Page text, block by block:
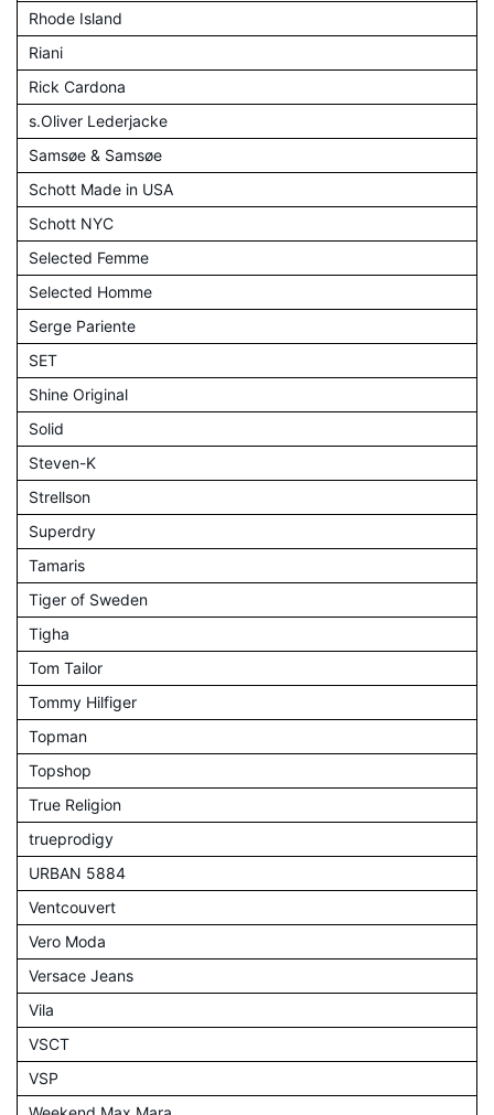
Rhode Island
Riani
Rick Cardona
s.Oliver Lederjacke
Samsøe & Samsøe
Schott Made in USA
Schott NYC
Selected Femme
Selected Homme
Serge Pariente
SET
Shine Original
Solid
Steven-K
Strellson
Superdry
Tamaris
Tiger of Sweden
Tigha
Tom Tailor
Tommy Hilfiger
Topman
Topshop
True Religion
trueprodigy
URBAN 5884
Ventcouvert
Vero Moda
Versace Jeans
Vila
VSCT
VSP